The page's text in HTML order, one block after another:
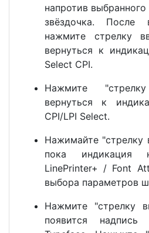
напротив выбранного
звёздочка. После
нажмите стрелку
вернуться к
Select CPI.
Нажмите
вернуться к
CPI/LPI Select.
Нажимайте "стрелку
пока индикация
LinePrinter+ / Font
выбора параметров
Нажмите "стрелку
появится